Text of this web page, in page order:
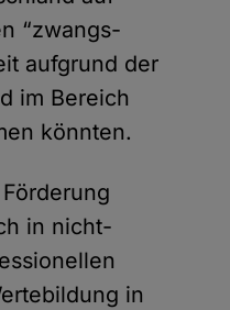
“zwangs­
aufgrund der
im Bereich
könnten.
in nicht­
in